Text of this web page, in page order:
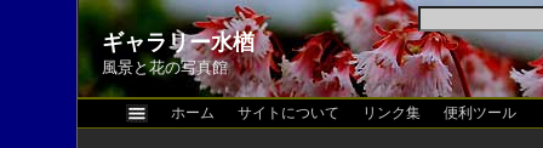
ギャラリー水楢
風景と花の写真館
ホーム サイトについて リンク集 便利ツール